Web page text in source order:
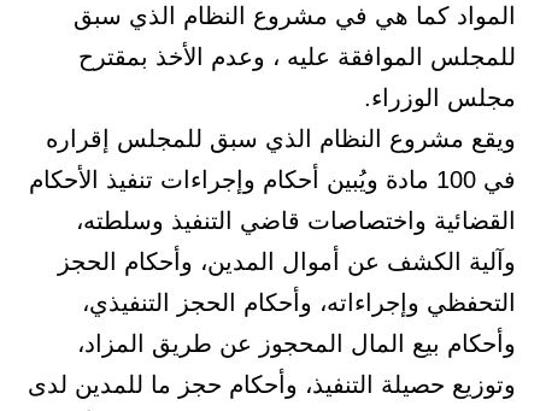
المواد كما هي في مشروع النظام الذي سبق
للمجلس الموافقة عليه ، وعدم الأخذ بمقترح
مجلس الوزراء.
ويقع مشروع النظام الذي سبق للمجلس إقراره
في 100 مادة ويُبين أحكام وإجراءات تنفيذ الأحكام
القضائية واختصاصات قاضي التنفيذ وسلطته،
وآلية الكشف عن أموال المدين، وأحكام الحجز
التحفظي وإجراءاته، وأحكام الحجز التنفيذي،
وأحكام بيع المال المحجوز عن طريق المزاد،
وتوزيع حصيلة التنفيذ، وأحكام حجز ما للمدين لدى